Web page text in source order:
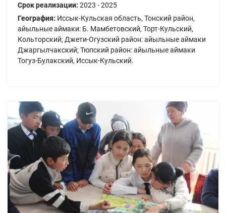
Срок реализации: 2023 - 2025
География: Иссык-Кульская область, Тонский район,
айыльные аймаки: Б. Мамбетовский, Торт-Кульский,
Кольторский; Джети-Огузский район: айыльные аймаки
Джаргылчакский; Тюпский район: айыльные аймаки
Тогуз-Булакский, Иссык-Кульский.